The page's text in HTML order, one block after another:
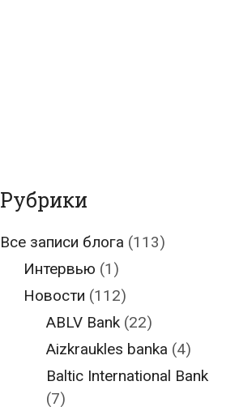
Рубрики
Все записи блога (113)
Интервью (1)
Новости (112)
ABLV Bank (22)
Aizkraukles banka (4)
Baltic International Bank
(7)